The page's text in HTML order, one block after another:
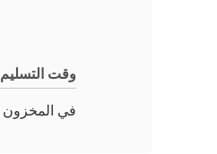
وقت التسليم
في المخزون